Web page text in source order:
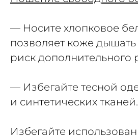
— Носите хлопковое
позволяет коже
риск дополнительного
— Избегайте тесной
и синтетических тканей.
Избегайте